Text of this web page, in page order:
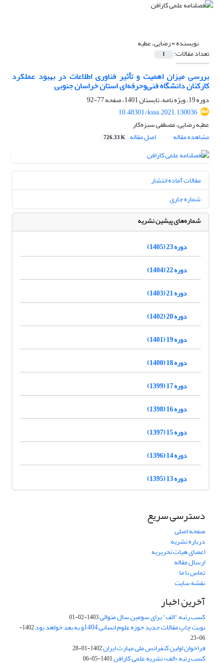
نویسنده =رضایی، عطیه
تعداد مقالات: 1
بررسی میزان اهمیت و تأثیر فناوری اطلاعات در بهبود عملکرد
کارکنان دانشگاه فنی‌وحرفه‌ای استان خراسان جنوبی
دوره 19، ویژه نامه، تابستان 1401، صفحه
77-92
10.48301/kssa.2021.130036
عطیه رضایی، مصطفی سبزه‌کار
مشاهده مقاله
اصل مقاله 726.33 K
مقالات آماده انتشار
شماره جاری
شماره‌های پیشین نشریه
دوره 23 (1405)
دوره 22 (1404)
دوره 21 (1403)
دوره 20 (1402)
دوره 19 (1401)
دوره 18 (1400)
دوره 17 (1399)
دوره 16 (1398)
دوره 15 (1397)
دوره 14 (1396)
دوره 13 (1395)
دسترسی سریع
صفحه اصلی
درباره نشریه
اعضای هیات تحریریه
ارسال مقاله
تماس با ما
نقشه سایت
آخرین اخبار
کسب رتبه "الف" برای سومین سال متوالی1403-02-01
نوبت چاپ مقالات جدید حوزه علوم انسانی 1404و به بعد خواهد بود
1402-
06-23
فراخوان اولین کنفرانس ملی مهارت ایران1402-01-28
کسب رتبه «الف» نشریه علمی کارافن1401-05-06